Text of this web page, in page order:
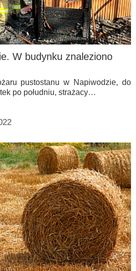
W budynku znaleziono
pustostanu w Napiwodzie, do
po południu, strażacy…